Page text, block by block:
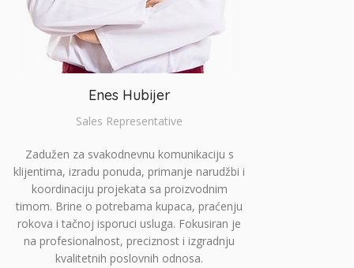
Enes Hubijer
Sales Representative
Zadužen za svakodnevnu komunikaciju s
klijentima, izradu ponuda, primanje narudžbi i
koordinaciju projekata sa proizvodnim
timom. Brine o potrebama kupaca, praćenju
rokova i tačnoj isporuci usluga. Fokusiran je
na profesionalnost, preciznost i izgradnju
kvalitetnih poslovnih odnosa.